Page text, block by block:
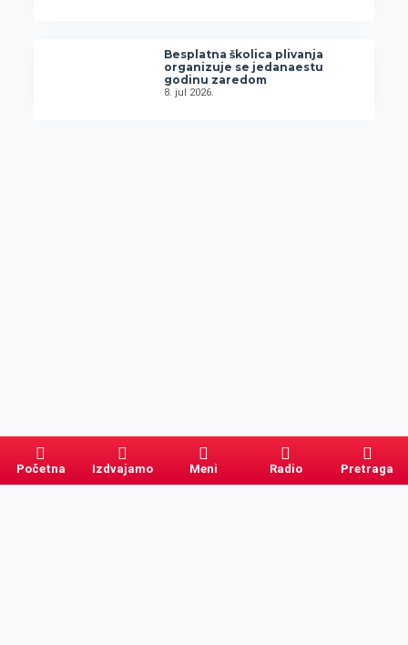
Besplatna školica plivanja
organizuje se jedanaestu
godinu zaredom
8. jul 2026.
Početna Izdvajamo Meni Radio Pretraga